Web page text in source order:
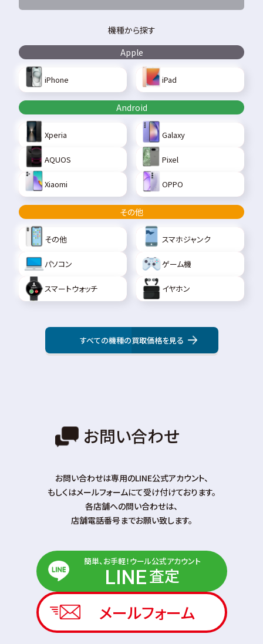
機種から探す
Apple
iPhone iPad
Android
Xperia Galaxy
AQUOS Pixel
Xiaomi OPPO
その他
その他 スマホジャンク
パソコン ゲーム機
スマートウォッチ イヤホン
すべての機種の買取価格を見る
お問い合わせ
お問い合わせは専⽤のLINE公式アカウント、
もしくはメールフォームにて受け付けております。
各店舗への問い合わせは、
店舗電話番号までお願い致します。
簡単、お手軽！ウール公式アカウント
LINE査定
メールフォーム